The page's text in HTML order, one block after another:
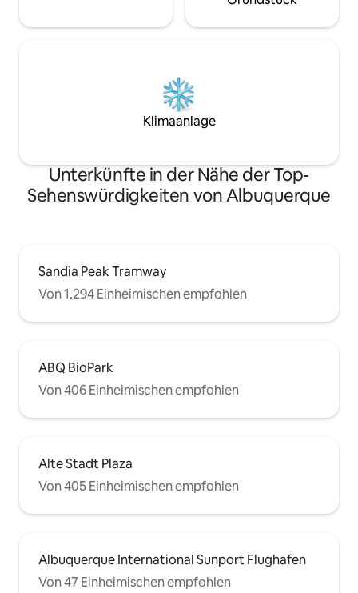
Klimaanlage
Unterkünfte in der Nähe der Top-
Sehenswürdigkeiten von Albuquerque
Sandia Peak Tramway
Von 1.294 Einheimischen empfohlen
ABQ BioPark
Von 406 Einheimischen empfohlen
Alte Stadt Plaza
Von 405 Einheimischen empfohlen
Albuquerque International Sunport Flughafen
Von 47 Einheimischen empfohlen